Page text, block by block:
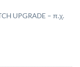
UPGRADE – π.χ.